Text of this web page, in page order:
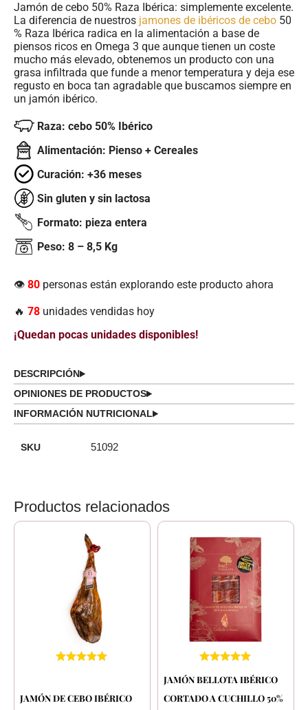
era:
209,95€.
Jamón de cebo 50% Raza Ibérica: simplemente excelente.
La diferencia de nuestros jamones de ibéricos de cebo 50
% Raza Ibérica radica en la alimentación a base de
piensos ricos en Omega 3 que aunque tienen un coste
mucho más elevado, obtenemos un producto con una
grasa infiltrada que funde a menor temperatura y deja ese
regusto en boca tan agradable que buscamos siempre en
un jamón ibérico.
Raza: cebo 50% Ibérico
Alimentación: Pienso + Cereales
Curación: +36 meses
Sin gluten y sin lactosa
Formato: pieza entera
Peso: 8 – 8,5 Kg
👁️ 80 personas están explorando este producto ahora
🔥 78 unidades vendidas hoy
¡Quedan pocas unidades disponibles!
DESCRIPCIÓN
OPINIONES DE PRODUCTOS
INFORMACIÓN NUTRICIONAL
SKU 51092
Productos relacionados
JAMÓN DE CEBO IBÉRICO
JAMÓN BELLOTA IBÉRICO
CORTADO A CUCHILLO 50%